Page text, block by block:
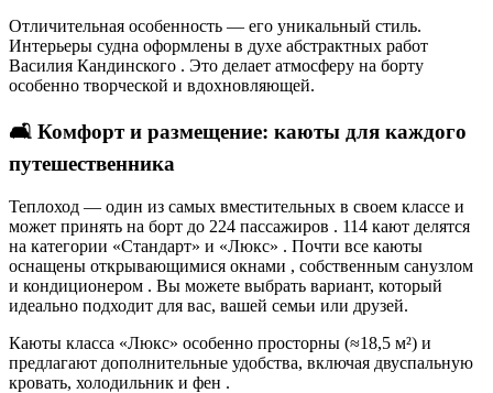
Отличительная особенность — его уникальный стиль.
Интерьеры судна оформлены в духе абстрактных работ
Василия Кандинского . Это делает атмосферу на борту
особенно творческой и вдохновляющей.
🛋️ Комфорт и размещение: каюты для каждого
путешественника
Теплоход — один из самых вместительных в своем классе и
может принять на борт до 224 пассажиров . 114 кают делятся
на категории «Стандарт» и «Люкс» . Почти все каюты
оснащены открывающимися окнами , собственным санузлом
и кондиционером . Вы можете выбрать вариант, который
идеально подходит для вас, вашей семьи или друзей.
Каюты класса «Люкс» особенно просторны (≈18,5 м²) и
предлагают дополнительные удобства, включая двуспальную
кровать, холодильник и фен .